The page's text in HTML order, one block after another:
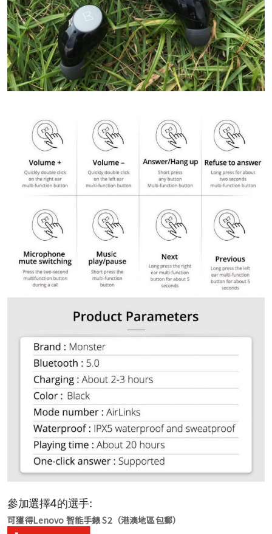
參加選擇4的選手:
可獲得Lenovo 智能手錶 S2（港澳地區包郵）